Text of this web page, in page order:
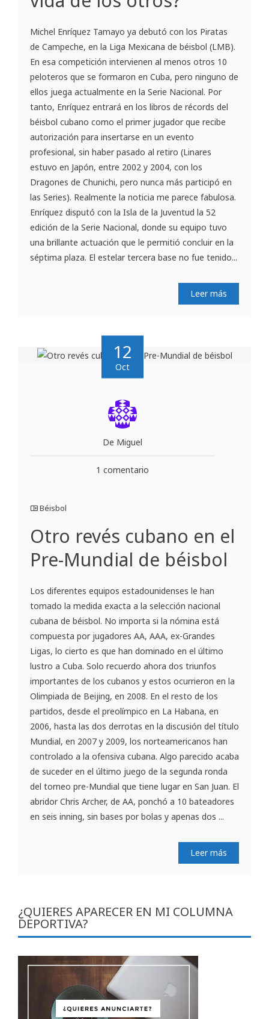
Michel Enríquez Tamayo ya debutó con los Piratas
de Campeche, en la Liga Mexicana de béisbol (LMB).
En esa competición intervienen al menos otros 10
peloteros que se formaron en Cuba, pero ninguno de
ellos juega actualmente en la Serie Nacional. Por
tanto, Enríquez entrará en los libros de récords del
béisbol cubano como el primer jugador que recibe
autorización para insertarse en un evento
profesional, sin haber pasado al retiro (Linares
estuvo en Japón, entre 2002 y 2004, con los
Dragones de Chunichi, pero nunca más participó en
las Series). Realmente la noticia me parece fabulosa.
Enríquez disputó con la Isla de la Juventud la 52
edición de la Serie Nacional, donde su equipo tuvo
una brillante actuación que le permitió concluir en la
séptima plaza. El estelar tercera base no fue tenido...
Leer más
12
Oct
De Miguel
1 comentario
Béisbol
Otro revés cubano en el
Pre-Mundial de béisbol
Los diferentes equipos estadounidenses le han
tomado la medida exacta a la selección nacional
cubana de béisbol. No importa si la nómina está
compuesta por jugadores AA, AAA, ex-Grandes
Ligas, lo cierto es que han dominado en el último
lustro a Cuba. Solo recuerdo ahora dos triunfos
importantes de los cubanos y estos ocurrieron en la
Olimpiada de Beijing, en 2008. En el resto de los
partidos, desde el preolímpico en La Habana, en
2006, hasta las dos derrotas en la discusión del título
Mundial, en 2007 y 2009, los norteamericanos han
controlado a la ofensiva cubana. Algo parecido acaba
de suceder en el último juego de la segunda ronda
del torneo pre-Mundial que tiene lugar en San Juan. El
abridor Chris Archer, de AA, ponchó a 10 bateadores
en seis inning, sin bases por bolas y apenas dos ...
Leer más
¿QUIERES APARECER EN MI COLUMNA
DEPORTIVA?